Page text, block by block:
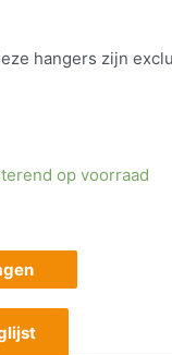
hangers zijn
op voorraad